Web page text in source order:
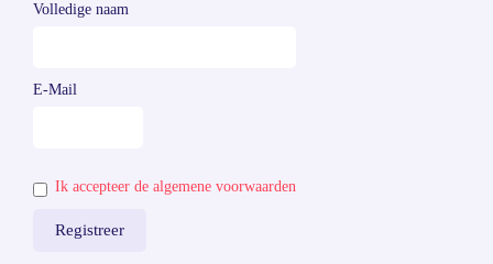
Volledige naam
E-Mail
Ik accepteer de algemene voorwaarden